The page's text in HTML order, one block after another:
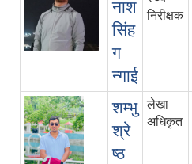
नाश
सिंह
ग
न्गाई
निरीक्षक
शम्भु
श्रे
ष्ठ
लेखा
अधिकृत